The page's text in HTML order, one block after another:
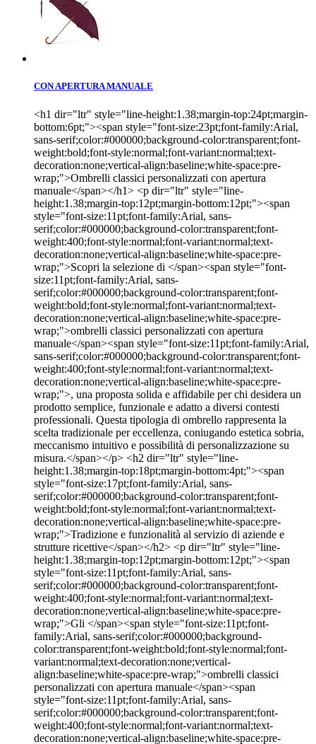
CON APERTURA MANUALE
<h1 dir="ltr" style="line-height:1.38;margin-top:24pt;margin-
bottom:6pt;"><span style="font-size:23pt;font-family:Arial,
sans-serif;color:#000000;background-color:transparent;font-
weight:bold;font-style:normal;font-variant:normal;text-
decoration:none;vertical-align:baseline;white-space:pre-
wrap;">Ombrelli classici personalizzati con apertura
manuale</span></h1> <p dir="ltr" style="line-
height:1.38;margin-top:12pt;margin-bottom:12pt;"><span
style="font-size:11pt;font-family:Arial, sans-
serif;color:#000000;background-color:transparent;font-
weight:400;font-style:normal;font-variant:normal;text-
decoration:none;vertical-align:baseline;white-space:pre-
wrap;">Scopri la selezione di </span><span style="font-
size:11pt;font-family:Arial, sans-
serif;color:#000000;background-color:transparent;font-
weight:bold;font-style:normal;font-variant:normal;text-
decoration:none;vertical-align:baseline;white-space:pre-
wrap;">ombrelli classici personalizzati con apertura
manuale</span><span style="font-size:11pt;font-family:Arial,
sans-serif;color:#000000;background-color:transparent;font-
weight:400;font-style:normal;font-variant:normal;text-
decoration:none;vertical-align:baseline;white-space:pre-
wrap;">, una proposta solida e affidabile per chi desidera un
prodotto semplice, funzionale e adatto a diversi contesti
professionali. Questa tipologia di ombrello rappresenta la
scelta tradizionale per eccellenza, coniugando estetica sobria,
meccanismo intuitivo e possibilità di personalizzazione su
misura.</span></p> <h2 dir="ltr" style="line-
height:1.38;margin-top:18pt;margin-bottom:4pt;"><span
style="font-size:17pt;font-family:Arial, sans-
serif;color:#000000;background-color:transparent;font-
weight:bold;font-style:normal;font-variant:normal;text-
decoration:none;vertical-align:baseline;white-space:pre-
wrap;">Tradizione e funzionalità al servizio di aziende e
strutture ricettive</span></h2> <p dir="ltr" style="line-
height:1.38;margin-top:12pt;margin-bottom:12pt;"><span
style="font-size:11pt;font-family:Arial, sans-
serif;color:#000000;background-color:transparent;font-
weight:400;font-style:normal;font-variant:normal;text-
decoration:none;vertical-align:baseline;white-space:pre-
wrap;">Gli </span><span style="font-size:11pt;font-
family:Arial, sans-serif;color:#000000;background-
color:transparent;font-weight:bold;font-style:normal;font-
variant:normal;text-decoration:none;vertical-
align:baseline;white-space:pre-wrap;">ombrelli classici
personalizzati con apertura manuale</span><span
style="font-size:11pt;font-family:Arial, sans-
serif;color:#000000;background-color:transparent;font-
weight:400;font-style:normal;font-variant:normal;text-
decoration:none;vertical-align:baseline;white-space:pre-